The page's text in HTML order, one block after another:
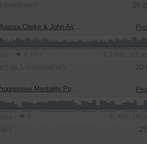
26
Clarke & John Ashby - Much Better (Vadim Soloviev Remix)
10
Mentality Podcast episode 014